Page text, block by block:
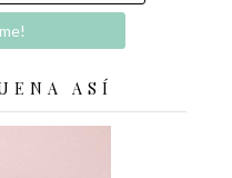
ASÍ